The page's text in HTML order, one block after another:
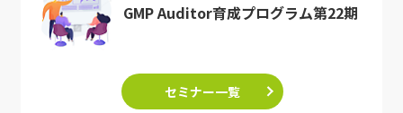
GMP Auditor育成プログラム第22期
セミナー一覧